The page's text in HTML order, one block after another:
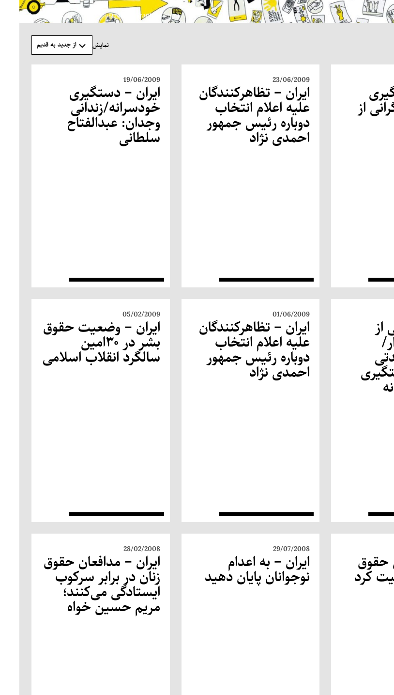
Amnesty International (Illustration Graphfac.com) ©
نمایش از جدید به قدیم
از
23/06/2009
ایران – تظاهرکنندگان
علیه اعلام انتخاب
دوباره رئیس جمهور
احمدی نژاد
19/06/2009
ایران – دستگیری
خودسرانه/زندانی
وجدان: عبدالفتاح
سلطانی
از
01/06/2009
ایران – تظاهرکنندگان
علیه اعلام انتخاب
دوباره رئیس جمهور
احمدی نژاد
05/02/2009
ایران – وضعیت حقوق
بشر در ۳۰امین
سالگرد انقلاب اسلامی
حقوق
كرد
29/07/2008
ایران – به اعدام
نوجوانان پایان دهید
28/02/2008
ایران – مدافعان حقوق
زنان در برابر سركوب
ایستادگی می‌كنند؛
مریم حسین خواه